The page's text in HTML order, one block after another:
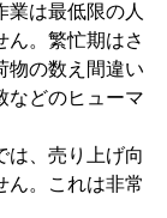
業は最低限の人
ん。繁忙期はさ
物の数え間違い
などのヒューマ
は、売り上げ向
ん。これは非常